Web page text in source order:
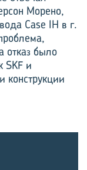
Морено,
Case IH в г.
отказ было
SKF и
конструкции